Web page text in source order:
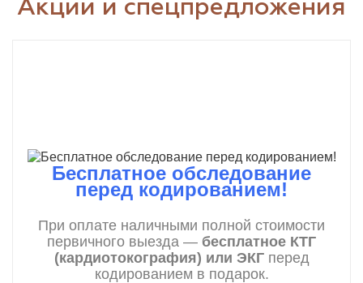
Акции и спецпредложения
Бесплатное обследование
перед кодированием!
При оплате наличными полной стоимости
первичного выезда — бесплатное КТГ
(кардиотокография) или ЭКГперед
кодированием в подарок.